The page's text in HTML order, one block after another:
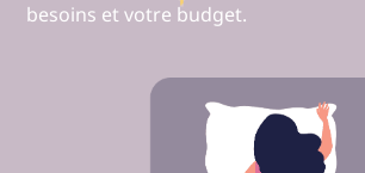
besoins et votre budget.